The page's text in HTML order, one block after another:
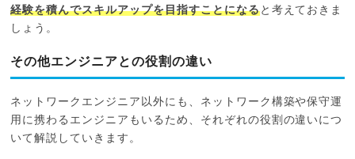
経験を積んでスキルアップを目指すことになると考えておきま
しょう。
その他エンジニアとの役割の違い
ネットワークエンジニア以外にも、ネットワーク構築や保守運
用に携わるエンジニアもいるため、それぞれの役割の違いにつ
いて解説していきます。